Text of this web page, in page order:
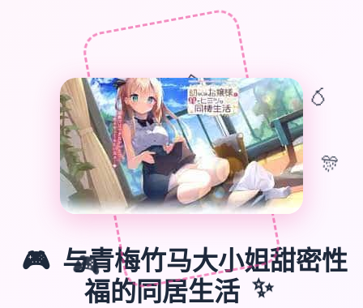
🎮
🎮 与青梅竹马大小姐甜密性
福的同居生活 ✨
🎈
🎊
🎁